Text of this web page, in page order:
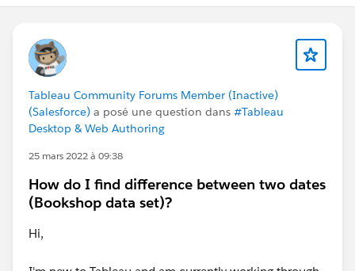
Tableau Community Forums Member (Inactive)
(Salesforce) a posé une question dans #Tableau
Desktop & Web Authoring
25 mars 2022 à 09:38
How do I find difference between two dates
(Bookshop data set)?
Hi,